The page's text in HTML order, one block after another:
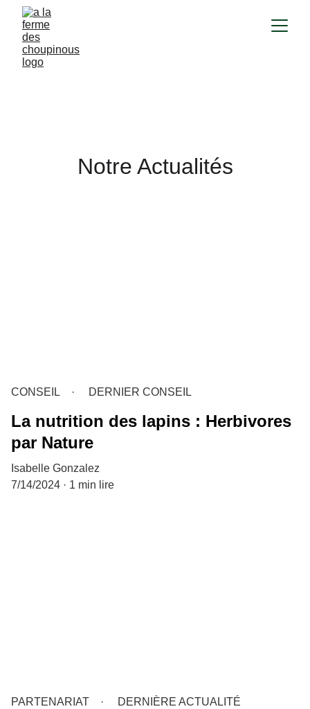
Notre Actualités
CONSEIL DERNIER CONSEIL
La nutrition des lapins : Herbivores
par Nature
Isabelle Gonzalez
7/14/2024
1 min lire
PARTENARIAT DERNIÈRE ACTUALITÉ